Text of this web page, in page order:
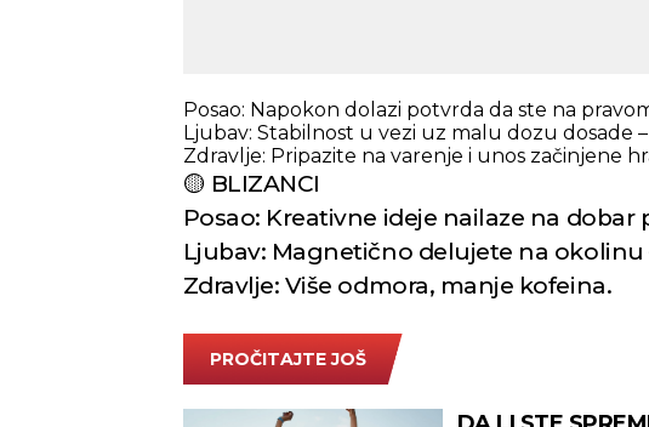
Posao: Napokon dolazi potvrda da ste na
Ljubav: Stabilnost u vezi uz malu dozu dosade
Zdravlje: Pripazite na varenje i unos začinjene
🟡 BLIZANCI
Posao: Kreativne ideje nailaze na
Ljubav: Magnetično delujete na okolinu
Zdravlje: Više odmora, manje kofeina.
PROČITAJTE JOŠ